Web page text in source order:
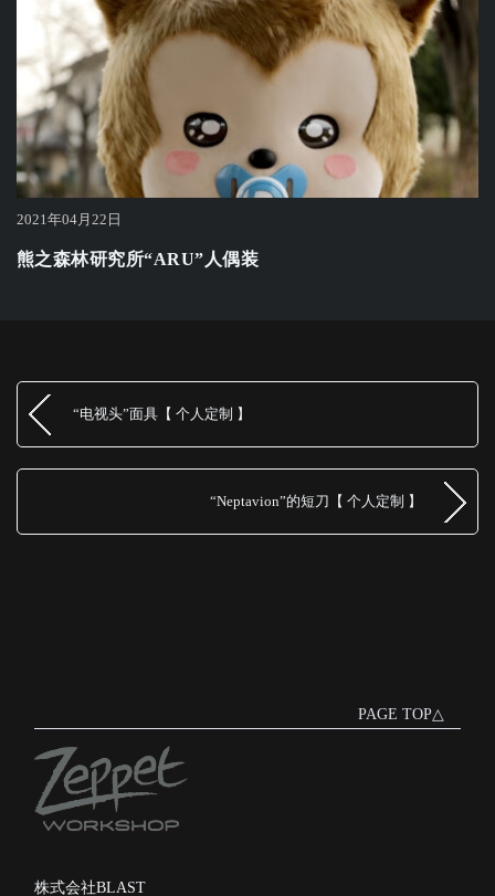
2021年04月22日
熊之森林研究所“ARU”人偶装
“电视头”面具【 个人定制 】
“Neptavion”的短刀【 个人定制 】
PAGE TOP△
株式会社BLAST